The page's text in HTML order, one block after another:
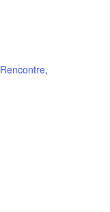
Rencontre,